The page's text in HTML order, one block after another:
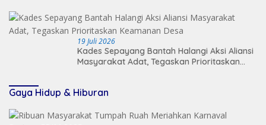
19 Juli 2026
Kades Sepayang Bantah Halangi Aksi Aliansi
Masyarakat Adat, Tegaskan Prioritaskan
Gaya Hidup & Hiburan